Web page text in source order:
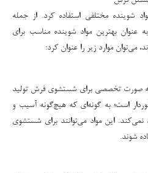
شوینده مختلفی استفاده کرد. از جمله
عنوان بهترین مواد شوینده مناسب برای
می‌توان موارد زیر را عنوان کرد:
صورت تخصصی برای شستشوی فرش تولید
است؛ به گونه‌ای که هیچ‌گونه آسیب و
این مواد می‌توانند برای شستشوی
شوند.